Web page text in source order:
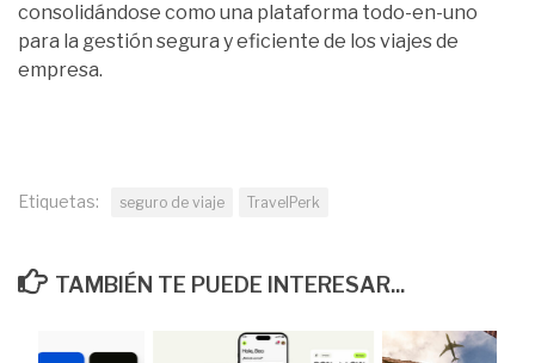
consolidándose como una plataforma todo-en-uno
para la gestión segura y eficiente de los viajes de
empresa.
Etiquetas: seguro de viaje TravelPerk
TAMBIÉN TE PUEDE INTERESAR...